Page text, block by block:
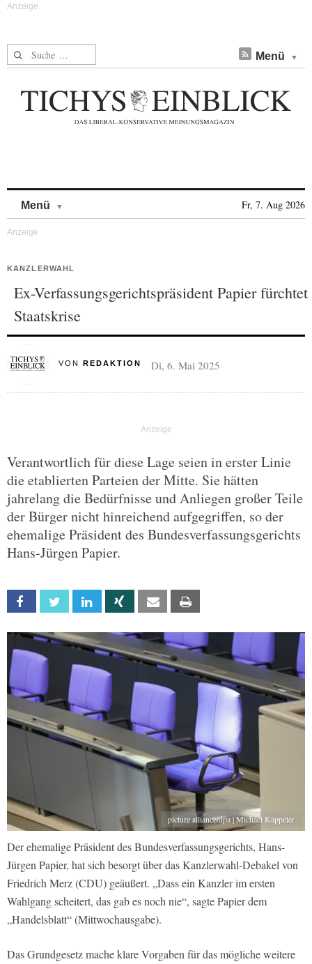
Suche nach: Menü
Menü Fr, 7. Aug 2026
KANZLERWAHL
Ex-Verfassungsgerichtspräsident Papier fürchtet
Staatskrise
VON REDAKTION Di, 6. Mai 2025
Verantwortlich für diese Lage seien in erster Linie
die etablierten Parteien der Mitte. Sie hätten
jahrelang die Bedürfnisse und Anliegen großer Teile
der Bürger nicht hinreichend aufgegriffen, so der
ehemalige Präsident des Bundesverfassungsgerichts
Hans-Jürgen Papier.
Facebook Twitter Linkedin Xing Email
picture alliance/dpa | Michael Kappeler
Der ehemalige Präsident des Bundesverfassungsgerichts, Hans-
Jürgen Papier, hat sich besorgt über das Kanzlerwahl-Debakel von
Friedrich Merz (CDU) geäußert. „Dass ein Kanzler im ersten
Wahlgang scheitert, das gab es noch nie“, sagte Papier dem
„Handelsblatt“ (Mittwochausgabe).
Das Grundgesetz mache klare Vorgaben für das mögliche weitere